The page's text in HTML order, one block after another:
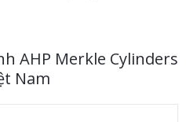
AHP Merkle Cylinders
Nam